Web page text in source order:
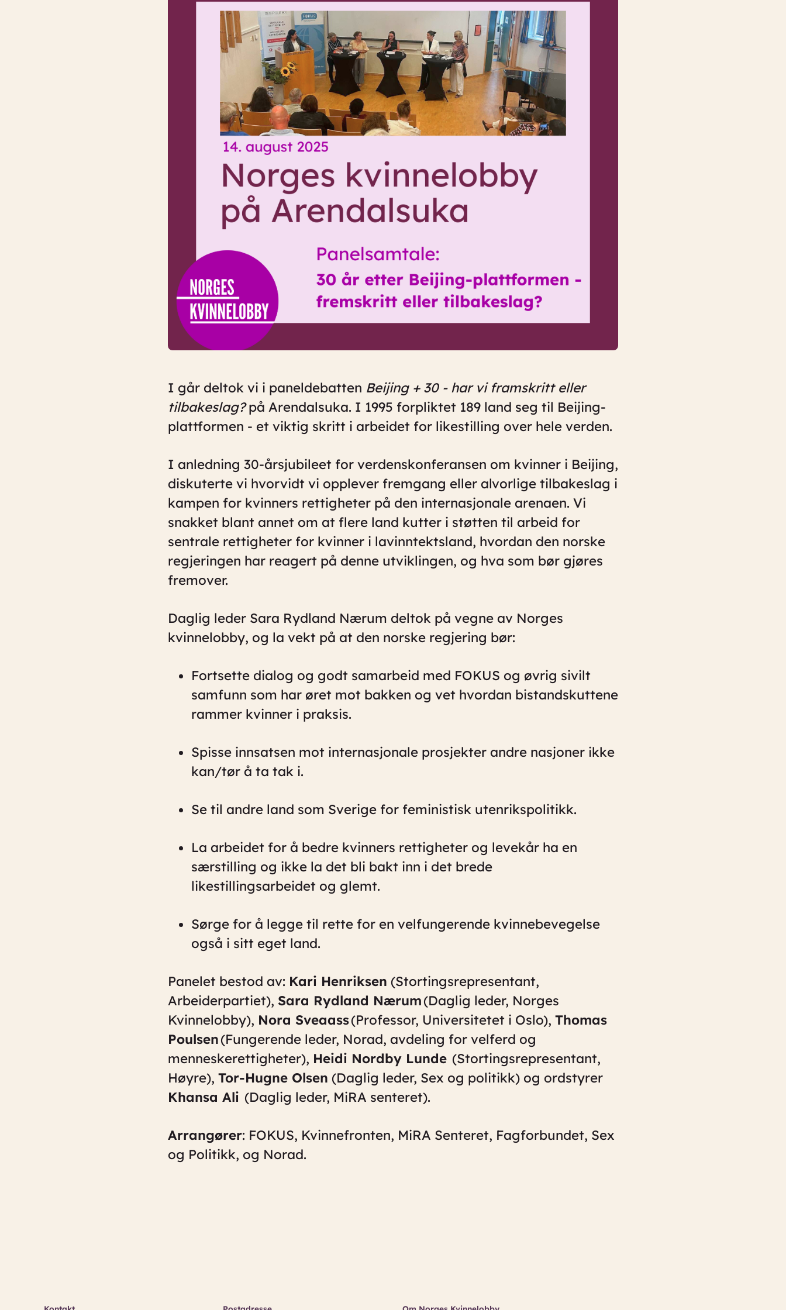
I går deltok vi i paneldebatten Beijing + 30 - har vi framskritt eller
tilbakeslag?på Arendalsuka. I 1995 forpliktet 189 land seg til Beijing-
plattformen - et viktig skritt i arbeidet for likestilling over hele verden.
I anledning 30-årsjubileet for verdenskonferansen om kvinner i Beijing,
diskuterte vi hvorvidt vi opplever fremgang eller alvorlige tilbakeslag i
kampen for kvinners rettigheter på den internasjonale arenaen. Vi
snakket blant annet om at flere land kutter i støtten til arbeid for
sentrale rettigheter for kvinner i lavinntektsland, hvordan den norske
regjeringen har reagert på denne utviklingen, og hva som bør gjøres
fremover.
Daglig leder Sara Rydland Nærum deltok på vegne av Norges
kvinnelobby, og la vekt på at den norske regjering bør:
Fortsette dialog og godt samarbeid med FOKUS og øvrig sivilt
samfunn som har øret mot bakken og vet hvordan bistandskuttene
rammer kvinner i praksis.
Spisse innsatsen mot internasjonale prosjekter andre nasjoner ikke
kan/tør å ta tak i.
Se til andre land som Sverige for feministisk utenrikspolitikk.
La arbeidet for å bedre kvinners rettigheter og levekår ha en
særstilling og ikke la det bli bakt inn i det brede
likestillingsarbeidet og glemt.
Sørge for å legge til rette for en velfungerende kvinnebevegelse
også i sitt eget land.
Panelet bestod av: Kari Henriksen (Stortingsrepresentant,
Arbeiderpartiet), Sara Rydland Nærum(Daglig leder, Norges
Kvinnelobby), Nora Sveaass(Professor, Universitetet i Oslo), Thomas
Poulsen(Fungerende leder, Norad, avdeling for velferd og
menneskerettigheter), Heidi Nordby Lunde (Stortingsrepresentant,
Høyre), Tor-Hugne Olsen (Daglig leder, Sex og politikk) og ordstyrer
Khansa Ali (Daglig leder, MiRA senteret).
Arrangører: FOKUS, Kvinnefronten, MiRA Senteret, Fagforbundet, Sex
og Politikk, og Norad.